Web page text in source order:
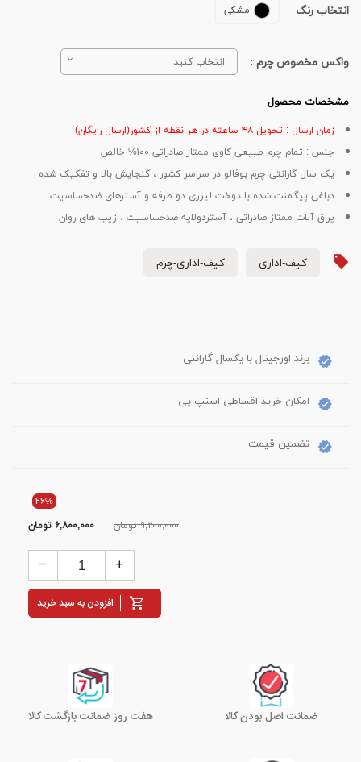
انتخاب رنگ مشکی
واکس مخصوص چرم : انتخاب کنید
مشخصات محصول
زمان ارسال : تحویل ۴۸ ساعته در هر نقطه از کشور(ارسال رایگان)
جنس : تمام چرم طبیعی گاوی ممتاز صادراتی ۱۰۰% خالص
یک سال گارانتی چرم بوفالو در سراسر کشور ، گنجایش بالا و تفکیک شده
دباغی پیگمنت شده با دوخت لیزری دو طرفه و آسترهای ضدحساسیت
یراق آلات ممتاز صادراتی ، آستردولایه ضدحساسیت ، زیپ های روان
کیف-اداری کیف-اداری-چرم
برند اورجینال با یکسال گارانتی
امکان خرید اقساطی اسنپ پی
تضمین قیمت
۲۶%
۹,۲۰۰,۰۰۰ تومان ۶,۸۰۰,۰۰۰تومان
افزودن به سبد خرید
ضمانت اصل بودن کالا هفت روز ضمانت بازگشت کالا